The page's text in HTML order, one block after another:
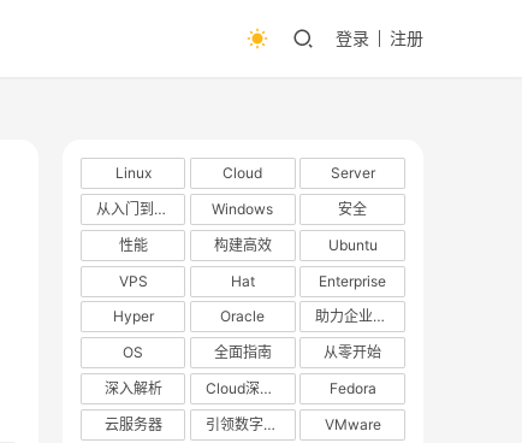
登录 注册
Linux Cloud
Server
从入门到精通
Windows
安全
性能
构建高效
Ubuntu
VPS
Hat
Enterprise
Hyper
Oracle
助力企业数字化转型
OS
全面指南
从零开始
深入解析
Cloud深度解析
Fedora
云服务器
引领数字化转型
VMware